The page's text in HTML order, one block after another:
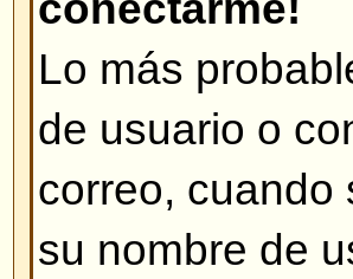
Ésto se puede
instalado el
nadie ha creado
(miles de personas
la encontrá en el